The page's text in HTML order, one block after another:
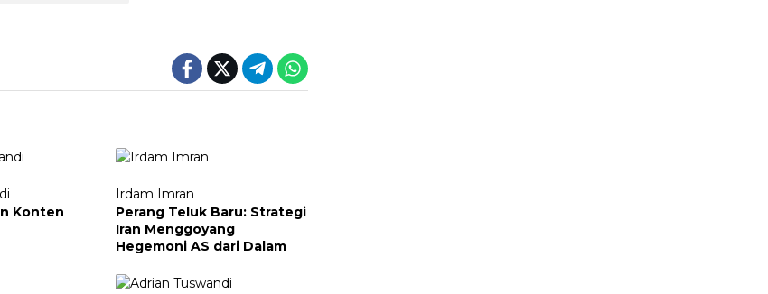
Konten
Irdam Imran
Perang Teluk Baru: Strategi
Iran Menggoyang
Hegemoni AS dari Dalam